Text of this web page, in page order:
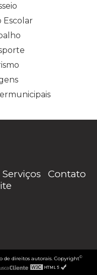
Escolar
Serviços
Contato
de direitos autorais. Copyright©